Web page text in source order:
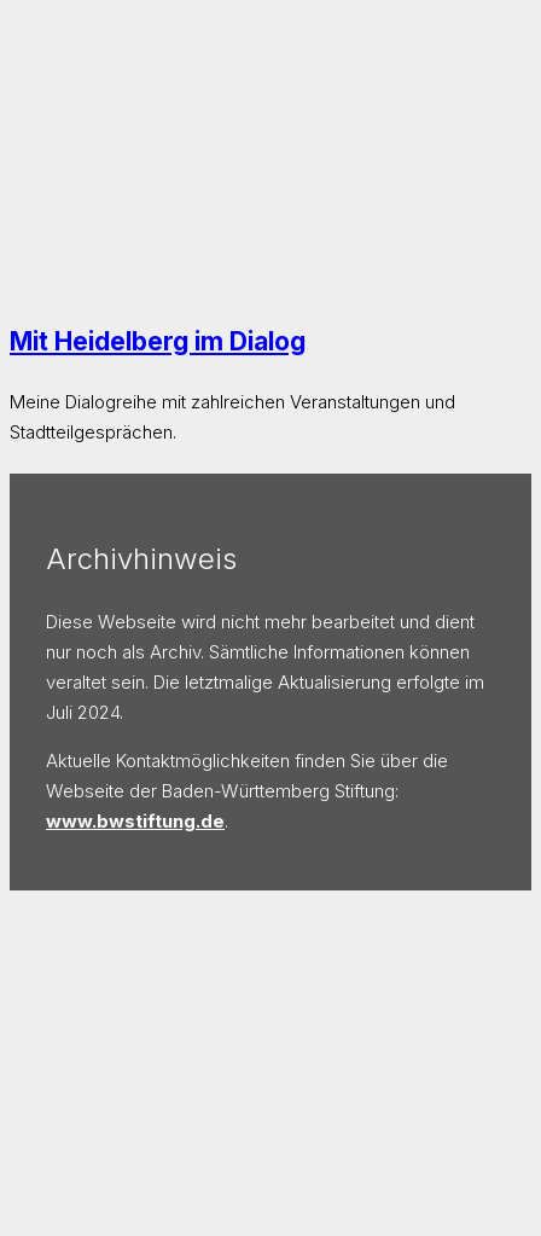
Mit Heidelberg im Dialog
Meine Dialogreihe mit zahlreichen Veranstaltungen und
Stadtteilgesprächen.
Archivhinweis
Diese Webseite wird nicht mehr bearbeitet und dient
nur noch als Archiv. Sämtliche Informationen können
veraltet sein. Die letztmalige Aktualisierung erfolgte im
Juli 2024.
Aktuelle Kontaktmöglichkeiten finden Sie über die
Webseite der Baden-Württemberg Stiftung:
www.bwstiftung.de.